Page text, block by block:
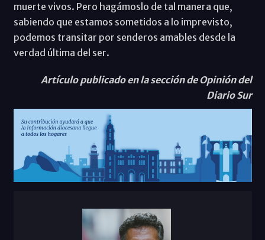
muerte vivos. Pero hagámoslo de tal manera que,
sabiendo que estamos sometidos a lo imprevisto,
podemos transitar por senderos amables desde la
verdad última del ser.
Artículo publicado en la sección de Opinión del
Diario Sur